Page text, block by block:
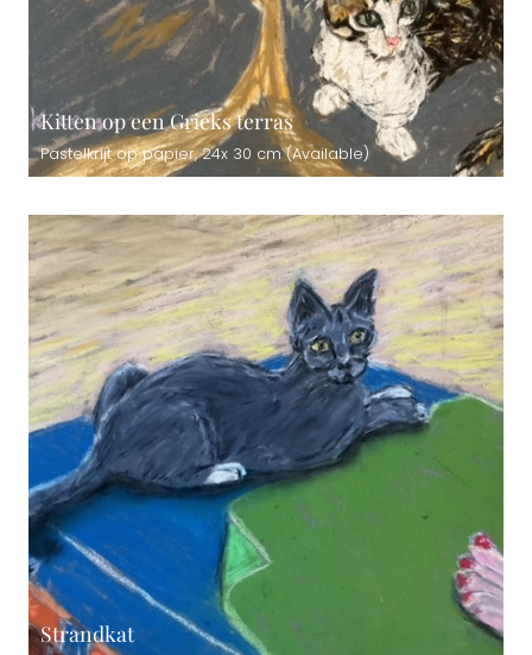
Kitten op een Grieks terras
Pastelkrijt op papier, 24x 30 cm (Available)
Strandkat